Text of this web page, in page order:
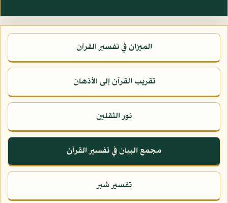
الميزان في تفسير القرآن
تقريب القرآن إلى الأذهان
نور الثقلين
مجمع البيان في تفسير القرآن
تفسير شبر